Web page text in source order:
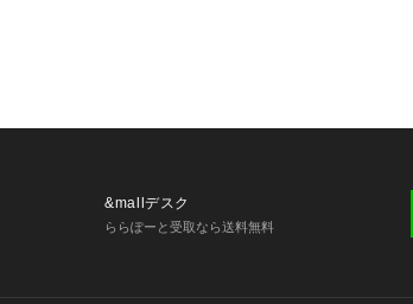
&mallデスク
ららぽーと受取なら送料無料